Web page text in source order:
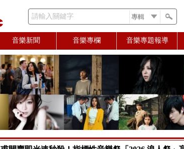
請輸入關鍵字
音樂新聞 音樂專欄 音樂專題報導